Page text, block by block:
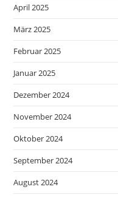
April 2025
März 2025
Februar 2025
Januar 2025
Dezember 2024
November 2024
Oktober 2024
September 2024
August 2024